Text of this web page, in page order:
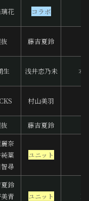
花 コラボ
藤吉夏鈴
生 浅井恋乃未 本
村山美羽
藤吉夏鈴
奈
葉
尋
ユニット
鈴
青
ユニット